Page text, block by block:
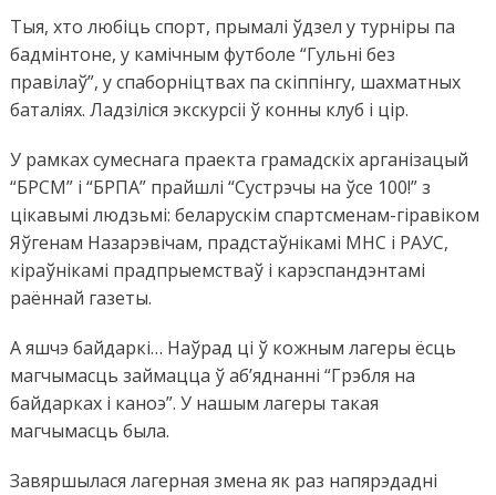
Тыя, хто любіць спорт, прымалі ўдзел у турніры па
бадмінтоне, у камічным футболе “Гульні без
правілаў”, у спаборніцтвах па скіппінгу, шахматных
баталіях. Ладзіліся экскурсіі ў конны клуб і цір.
У рамках сумеснага праекта грамадскіх арганізацый
“БРСМ” і “БРПА” прайшлі “Сустрэчы на ўсе 100!” з
цікавымі людзьмі: беларускім спартсменам-гіравіком
Яўгенам Назарэвічам, прадстаўнікамі МНС і РАУС,
кіраўнікамі прадпрыемстваў і карэспандэнтамі
раённай газеты.
А яшчэ байдаркі… Наўрад ці ў кожным лагеры ёсць
магчымасць займацца ў аб’яднанні “Грэбля на
байдарках і каноэ”. У нашым лагеры такая
магчымасць была.
Завяршылася лагерная змена як раз напярэдадні